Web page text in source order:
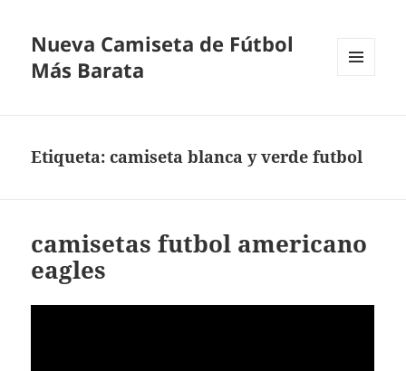
Nueva Camiseta de Fútbol
Más Barata
Etiqueta:camiseta blanca y verde futbol
camisetas futbol americano
eagles